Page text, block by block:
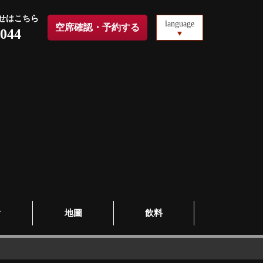
はこちら
空席確認・予約する language
地圖 飲料